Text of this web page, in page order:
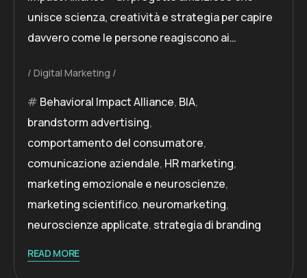
unisce scienza, creatività e strategia per capire
davvero come le persone reagiscono ai…
Digital Marketing
Behavioral Impact Alliance, BIA,
brandstorm advertising,
comportamento del consumatore,
comunicazione aziendale, HR marketing,
marketing emozionale e neuroscienze,
marketing scientifico, neuromarketing,
neuroscienze applicate, strategia di branding
READ MORE